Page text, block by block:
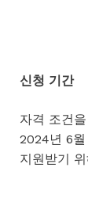
신청 기간
자격 조건
2024년 6
지원받기